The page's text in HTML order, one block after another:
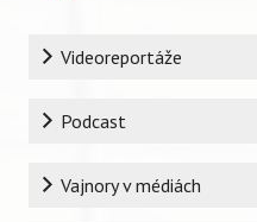
RubrikaVideoreportáže
Podcast
Vajnory v médiách